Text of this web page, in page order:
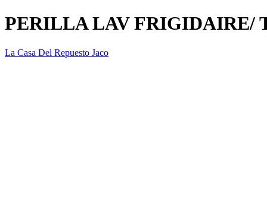
PERILLA LAV FRIGIDAIRE/
La Casa Del Repuesto Jaco